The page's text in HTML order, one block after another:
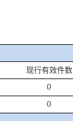
现行有效件数
0
0